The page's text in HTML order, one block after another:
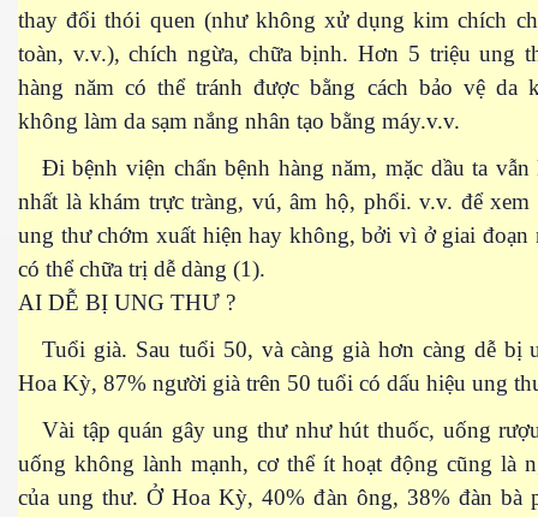
thay đổi thói quen (như không xử dụng kim chích
toàn, v.v.), chích ngừa, chữa bịnh. Hơn 5 triệu ung
hàng năm có thể tránh được bằng cách bảo vệ da
không làm da sạm nắng nhân tạo bằng máy.v.v.
Đi bệnh viện chẩn bệnh hàng năm, mặc dầu ta vẫn
nhất là khám trực tràng, vú, âm hộ, phổi. v.v. để xem
ung thư chớm xuất hiện hay không, bởi vì ở giai đoạn
có thể chữa trị dễ dàng (1).
AI DỄ BỊ UNG THƯ ?
Tuổi già. Sau tuổi 50, và càng già hơn càng dễ bị
Hoa Kỳ, 87% người già trên 50 tuổi có dấu hiệu ung
Vài tập quán gây ung thư như hút thuốc, uống
uống không lành mạnh, cơ thể ít hoạt động cũng là
của ung thư. Ở Hoa Kỳ, 40% đàn ông, 38% đàn bà
BBQ
Dương
áp